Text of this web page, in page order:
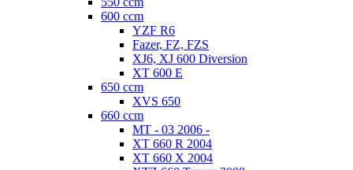
600 ccm
YZF R6
Fazer, FZ, FZS
XJ6, XJ 600 Diversion
XT 600 E
650 ccm
XVS 650
660 ccm
MT - 03 2006 -
XT 660 R 2004
XT 660 X 2004